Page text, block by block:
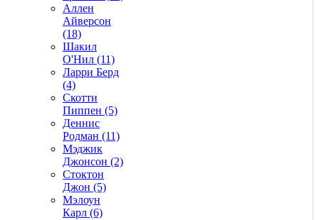
Аллен
Айверсон
(18)
Шакил
О'Нил (11)
Ларри Берд
(4)
Скотти
Пиппен (5)
Деннис
Родман (11)
Мэджик
Джонсон (2)
Стоктон
Джон (5)
Мэлоун
Карл (6)